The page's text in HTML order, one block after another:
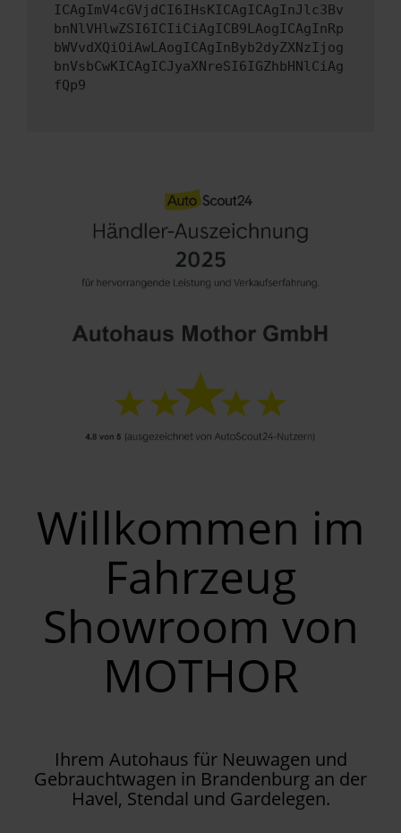
ICAgImV4cGVjdCI6IHsKICAgICAgInJlc3Bv
bnNlVHlwZSI6ICIiCiAgICB9LAogICAgInRp
bWVvdXQiOiAwLAogICAgInByb2dyZXNzIjog
bnVsbCwKICAgICJyaXNreSI6IGZhbHNlCiAg
fQp9
Willkommen im
Fahrzeug
Showroom von
MOTHOR
Ihrem Autohaus für Neuwagen und
Gebrauchtwagen in Brandenburg an der
Havel, Stendal und Gardelegen.